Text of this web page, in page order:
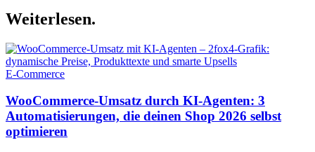
Weiterlesen.
E-Commerce
WooCommerce-Umsatz durch KI-Agenten: 3
Automatisierungen, die deinen Shop 2026 selbst
optimieren